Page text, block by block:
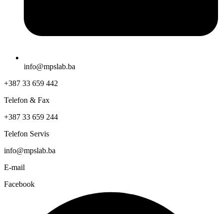
info@mpslab.ba
+387 33 659 442
Telefon & Fax
+387 33 659 244
Telefon Servis
info@mpslab.ba
E-mail
Facebook